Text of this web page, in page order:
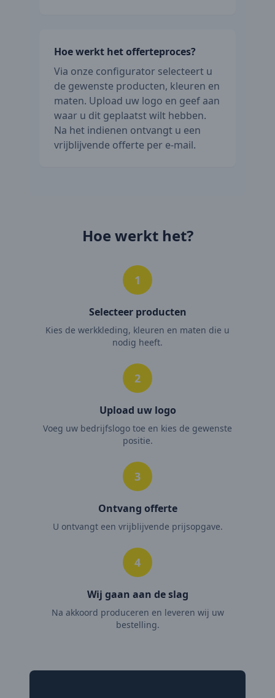
Hoe werkt het offerteproces?
Via onze configurator selecteert u
de gewenste producten, kleuren en
maten. Upload uw logo en geef aan
waar u dit geplaatst wilt hebben.
Na het indienen ontvangt u een
vrijblijvende offerte per e-mail.
Hoe werkt het?
1
Selecteer producten
Kies de werkkleding, kleuren en maten die u
nodig heeft.
2
Upload uw logo
Voeg uw bedrijfslogo toe en kies de gewenste
positie.
3
Ontvang offerte
U ontvangt een vrijblijvende prijsopgave.
4
Wij gaan aan de slag
Na akkoord produceren en leveren wij uw
bestelling.